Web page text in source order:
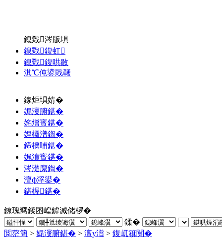
鎴戣涔版埧
鎴戣鍑虹
鎴戣鍑哄敭
淇℃伅鍙戝竷
鎵炬埧婧�
娓濅腑鍖�
姹熷寳鍖�
娌欏潽鍧�
鍗楀哺鍖�
娓濆寳鍖�
涔濋緳鍧�
澶ф浮鍙�
鍖楃鍖�
鐐瑰嚮鍒囨崲鎼滅储椤�
鍒�
閲嶅簡 > 娓濅腑鍖� > 澶у潽 > 鍑屼簯闃�